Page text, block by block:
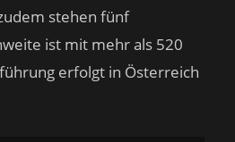
stehen fünf
ist mit mehr als 520
erfolgt in Österreich